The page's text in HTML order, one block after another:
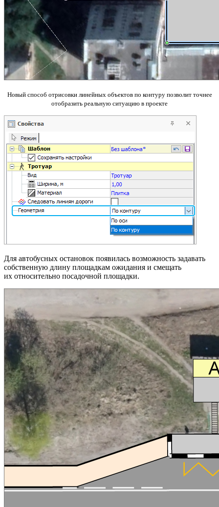
Новый способ отрисовки линейных объектов по контуру позволит точнее
отобразить реальную ситуацию в проекте
Для автобусных остановок появилась возможность задавать
собственную длину площадкам ожидания и смещать
их относительно посадочной площадки.